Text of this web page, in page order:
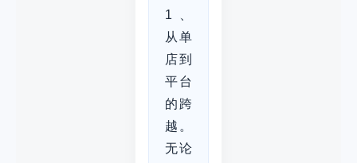
1、
从单
店到
平台
的跨
越。
无论